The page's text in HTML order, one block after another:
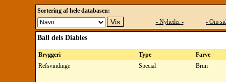
Sortering af hele databasen:
- Nyheder -
- Om
Ball dels Diables
Bryggeri Type
Farve
Refsvindinge
Special Brun